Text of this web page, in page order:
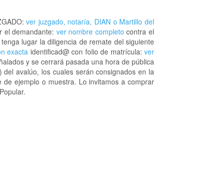
ver juzgado, notaría, DIAN o Martillo del
el demandante: ver nombre completo contra el
lugar la diligencia de remate del siguiente
exacta identificad@ con folio de matrícula:ver
y se cerrará pasada una hora de pública
avalúo, los cuales serán consignados en la
ejemplo o muestra. Lo invitamos a comprar